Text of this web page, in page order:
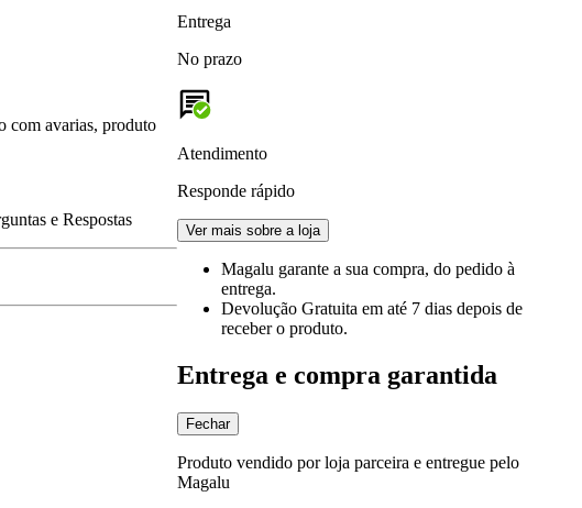
com avarias, produto
e Respostas
Entrega
No prazo
Atendimento
Responde rápido
Ver mais sobre a loja
Magalu garante a sua compra, do pedido à
entrega.
Devolução Gratuita em até 7 dias depois de
receber o produto.
Entrega e compra garantida
Fechar
Produto vendido por loja parceira e entregue pelo
Magalu